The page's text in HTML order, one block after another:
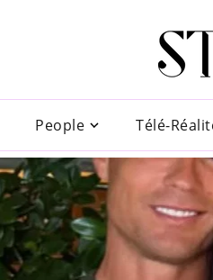
People Télé-